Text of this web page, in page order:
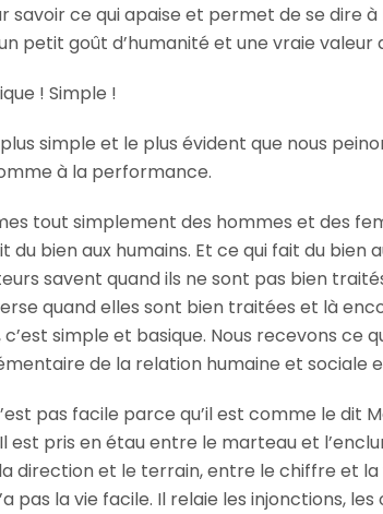
ce qui apaise et permet de se dire à
petit goût d’humanité et une vraie valeur
! Simple !
simple et le plus évident que nous
à la performance.
tout simplement des hommes et des
du bien aux humains. Et ce qui fait du bien
savent quand ils ne sont pas bien
quand elles sont bien traitées et là
simple et basique. Nous recevons ce
de la relation humaine et sociale
pas facile parce qu’il est comme le dit
est pris en étau entre le marteau et
direction et le terrain, entre le chiffre et
pas la vie facile. Il relaie les injonctions,